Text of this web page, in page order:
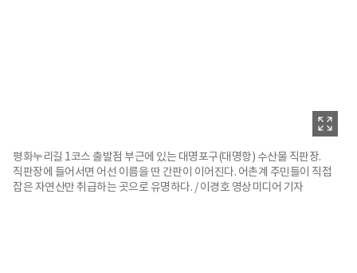
평화누리길 1코스 출발점 부근에 있는 대명포구(대명항) 수산물 직판장.
직판장에 들어서면 어선 이름을 딴 간판이 이어진다. 어촌계 주민들이 직접
잡은 자연산만 취급하는 곳으로 유명하다. / 이경호 영상미디어 기자